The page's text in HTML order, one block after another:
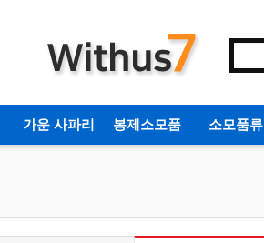
가운 사파리 봉제소모품 소모품류